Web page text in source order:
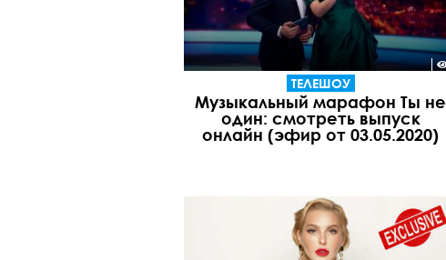
ТЕЛЕШОУ
Музыкальный марафон Ты не
один: смотреть выпуск
онлайн (эфир от 03.05.2020)